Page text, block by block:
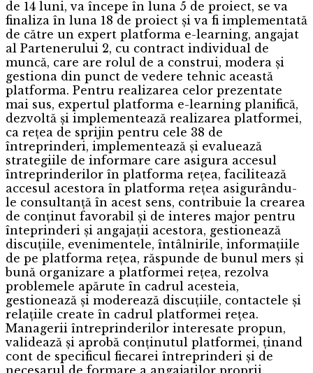
de 14 luni, va începe în luna 5 de proiect, se va
finaliza în luna 18 de proiect și va fi implementată
de către un expert platforma e-learning, angajat
al Partenerului 2, cu contract individual de
muncă, care are rolul de a construi, modera și
gestiona din punct de vedere tehnic această
platforma. Pentru realizarea celor prezentate
mai sus, expertul platforma e-learning planifică,
dezvoltă și implementează realizarea platformei,
ca rețea de sprijin pentru cele 38 de
întreprinderi, implementează și evaluează
strategiile de informare care asigura accesul
întreprinderilor în platforma rețea, facilitează
accesul acestora în platforma rețea asigurându-
le consultanță în acest sens, contribuie la crearea
de conținut favorabil și de interes major pentru
înteprinderi și angajații acestora, gestionează
discuțiile, evenimentele, întâlnirile, informațiile
de pe platforma rețea, răspunde de bunul mers și
bună organizare a platformei rețea, rezolva
problemele apărute în cadrul acesteia,
gestionează și moderează discuțiile, contactele și
relațiile create în cadrul platformei rețea.
Managerii întreprinderilor interesate propun,
validează și aprobă conținutul platformei, ținand
cont de specificul fiecarei întreprinderi și de
necesarul de formare a angajaților proprii.